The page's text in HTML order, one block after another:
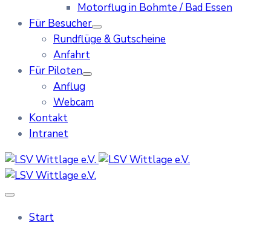
Motorflug in Bohmte / Bad Essen
Für Besucher
Rundflüge & Gutscheine
Anfahrt
Für Piloten
Anflug
Webcam
Kontakt
Intranet
Start